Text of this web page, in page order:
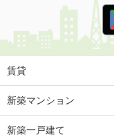
賃貸
新築マンション
新築一戸建て